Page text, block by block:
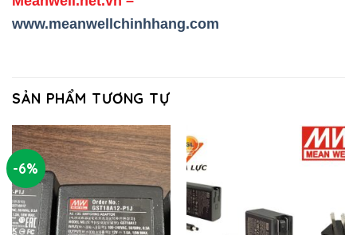
www.meanwellchinhhang.com
SẢN PHẨM TƯƠNG TỰ
-6%